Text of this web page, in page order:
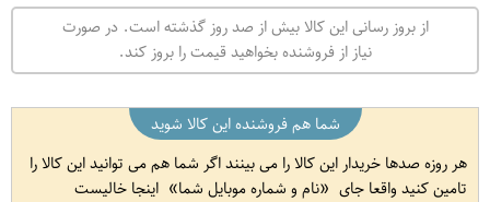
از بروز رسانی این کالا بیش از صد روز گذشته است. در صورت
نیاز از فروشنده بخواهید قیمت را بروز کند.
شما هم فروشنده این کالا شوید
هر روزه صدها خریدار این کالا را می بینند اگر شما هم می توانید این کالا را
تامین کنید واقعا جای
نام و شماره موبایل شما اینجا خالیست